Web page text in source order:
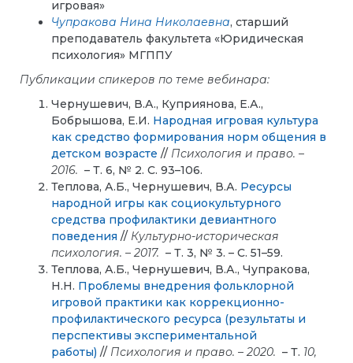
игровая»
Чупракова Нина Николаевна, старший
преподаватель факультета «Юридическая
психология» МГППУ
Публикации спикеров по теме вебинара:
Чернушевич, В.А., Куприянова, Е.А.,
Бобрышова, Е.И. Народная игровая культура
как средство формирования норм общения в
детском возрасте // Психология и право. –
2016. – Т. 6, № 2. С. 93–106.
Теплова, А.Б., Чернушевич, В.А. Ресурсы
народной игры как социокультурного
средства профилактики девиантного
поведения // Культурно-историческая
психология. – 2017. – Т. 3, № 3. – С. 51–59.
Теплова, А.Б., Чернушевич, В.А., Чупракова,
Н.Н. Проблемы внедрения фольклорной
игровой практики как коррекционно-
профилактического ресурса (результаты и
перспективы экспериментальной
работы) // Психология и право. – 2020. – Т. 10,